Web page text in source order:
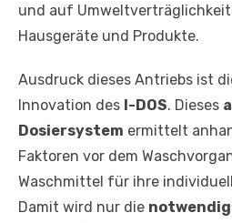
und auf
Hausgeräte und Produkte.
Ausdruck dieses Antriebs ist
Innovation des I-DOS. Dieses
Dosiersystem ermittelt
Faktoren vor dem
Waschmittel für ihre
Damit wird nur die